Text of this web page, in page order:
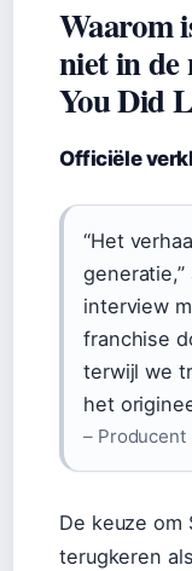
Waarom
niet in de
You Did
Officiële
“Het
interview
franchise
terwijl we
het
– Producent
De keuze om
terugkeren